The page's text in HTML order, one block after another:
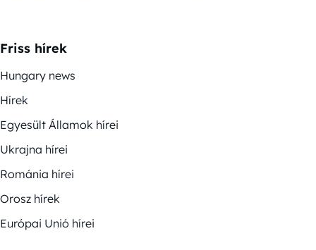
Friss hírek
Hungary news
Hírek
Egyesült Államok hírei
Ukrajna hírei
Románia hírei
Orosz hírek
Európai Unió hírei